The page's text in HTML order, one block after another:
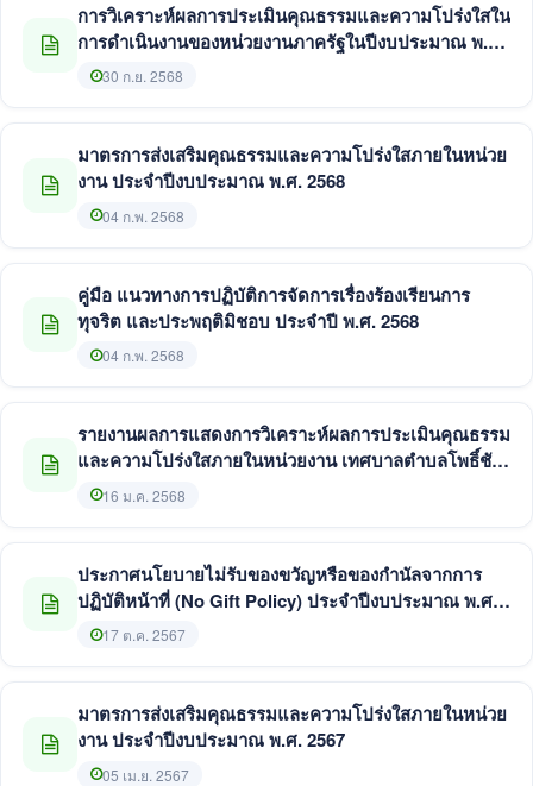
การวิเคราะห์ผลการประเมินคุณธรรมและความโปร่งใสใน
การดำเนินงานของหน่วยงานภาครัฐในปีงบประมาณ พ.ศ.
256830 ก.ย. 2568
มาตรการส่งเสริมคุณธรรมและความโปร่งใสภายในหน่วย
งาน ประจำปีงบประมาณ พ.ศ. 2568
04 ก.พ. 2568
คู่มือ แนวทางการปฏิบัติการจัดการเรื่องร้องเรียนการ
ทุจริต และประพฤติมิชอบ ประจำปี พ.ศ. 2568
04 ก.พ. 2568
รายงานผลการแสดงการวิเคราะห์ผลการประเมินคุณธรรม
และความโปร่งใสภายในหน่วยงาน เทศบาลตำบลโพธิ์ชัย
ประจำปีงบประมาณ พ.ศ. 2568
16 ม.ค. 2568
ประกาศนโยบายไม่รับของขวัญหรือของกำนัลจากการ
ปฏิบัติหน้าที่ (No Gift Policy) ประจำปีงบประมาณ พ.ศ.
256817 ต.ค. 2567
มาตรการส่งเสริมคุณธรรมและความโปร่งใสภายในหน่วย
งาน ประจำปีงบประมาณ พ.ศ. 2567
05 เม.ย. 2567